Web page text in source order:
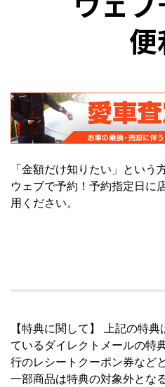
便
「金額だけ知りたい」とい
ウェブで予約！予約指定日に
用ください。
【特典に関して】 上記の特
ているダイレクトメールの特
行のレシートクーポン券など
一部商品は特典の対象外とな